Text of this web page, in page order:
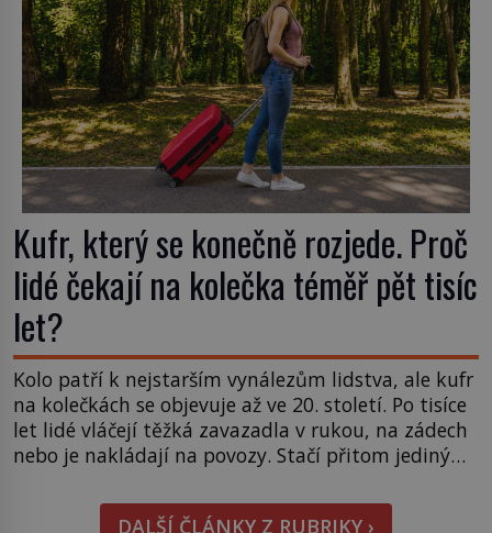
Kufr, který se konečně rozjede. Proč
lidé čekají na kolečka téměř pět tisíc
let?
Kolo patří k nejstarším vynálezům lidstva, ale kufr
na kolečkách se objevuje až ve 20. století. Po tisíce
let lidé vláčejí těžká zavazadla v rukou, na zádech
nebo je nakládají na povozy. Stačí přitom jediný
nikdo dlouho nedostane. Až jednou se na letišti
DALŠÍ ČLÁNKY Z RUBRIKY ›